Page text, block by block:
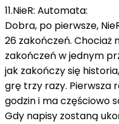
11.NieR: Automata:
Dobra, po pierwsze,
26 zakończeń. Chociaż
zakończeń w jednym
jak zakończy się
grę trzy razy. Pierwsza
godzin i ma częściowo
Gdy napisy zostaną